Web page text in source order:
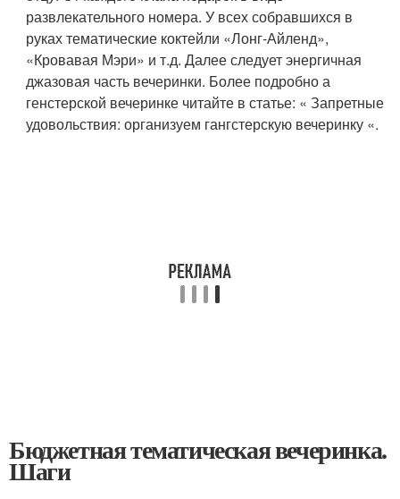
развлекательного номера. У всех собравшихся в
руках тематические коктейли «Лонг-Айленд»,
«Кровавая Мэри» и т.д. Далее следует энергичная
джазовая часть вечеринки. Более подробно а
генстерской вечеринке читайте в статье: « Запретные
удовольствия: организуем гангстерскую вечеринку «.
Бюджетная тематическая вечеринка.
Шаги